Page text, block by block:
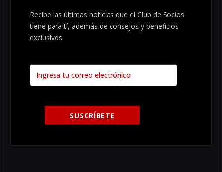
Recibe las últimas noticias que el Club de Socios
tiene para tí, además de consejos y beneficios
exclusivos.